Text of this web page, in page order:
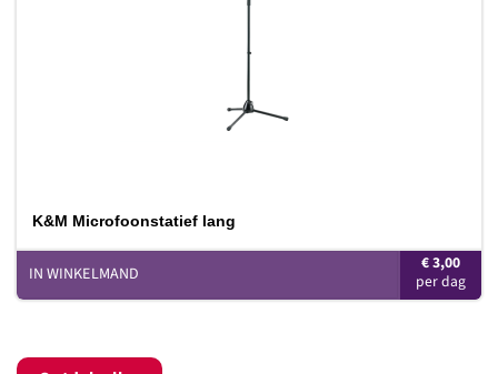
K&M Microfoonstatief lang
€3,00
IN WINKELMAND